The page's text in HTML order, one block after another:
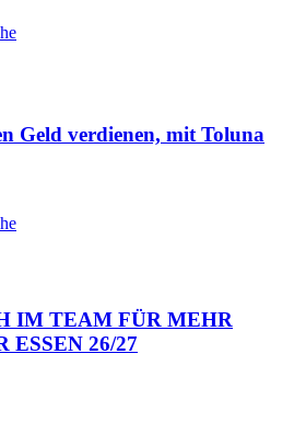
Geld verdienen, mit Toluna
IM TEAM FÜR MEHR
ESSEN 26/27